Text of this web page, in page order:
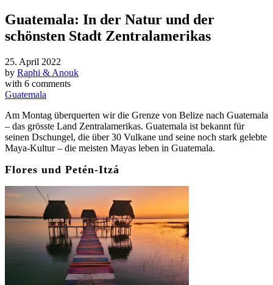
Guatemala: In der Natur und der
schönsten Stadt Zentralamerikas
25. April 2022
by Raphi & Anouk
with 6 comments
Guatemala
Am Montag überquerten wir die Grenze von Belize nach Guatemala
– das grösste Land Zentralamerikas. Guatemala ist bekannt für
seinen Dschungel, die über 30 Vulkane und seine noch stark gelebte
Maya-Kultur – die meisten Mayas leben in Guatemala.
Flores und Petén-Itzá